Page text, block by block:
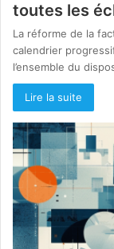
toutes les
La réforme de la
calendrier
l’ensemble du
Lire la suite